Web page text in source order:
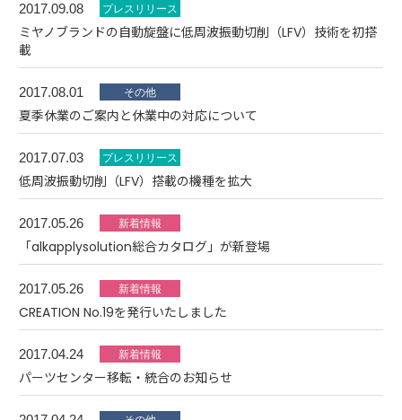
2017.09.08
ミヤノブランドの自動旋盤に低周波振動切削（LFV）技術を初搭
載
2017.08.01
夏季休業のご案内と休業中の対応について
2017.07.03
低周波振動切削（LFV）搭載の機種を拡大
2017.05.26
「alkapplysolution総合カタログ」が新登場
2017.05.26
CREATION No.19を発行いたしました
2017.04.24
パーツセンター移転・統合のお知らせ